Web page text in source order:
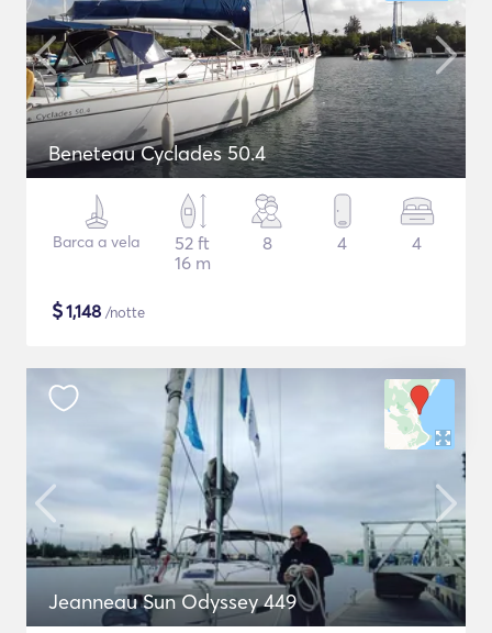
Beneteau Cyclades 50.4
Barca a vela
52 ft
16 m
8 4 4
$1,148 /notte
Jeanneau Sun Odyssey 449